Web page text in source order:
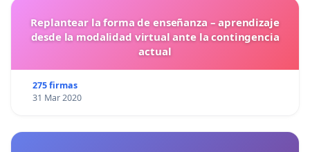
Replantear la forma de enseñanza – aprendizaje
desde la modalidad virtual ante la contingencia
actual
275 firmas
31 Mar 2020